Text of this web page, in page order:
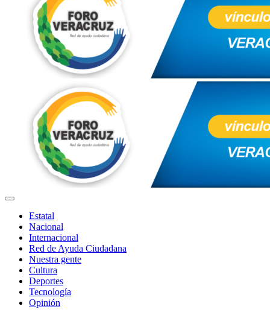
Estatal
Nacional
Internacional
Red de Ayuda Ciudadana
Nuestra gente
Cultura
Deportes
Tecnología
Opinión